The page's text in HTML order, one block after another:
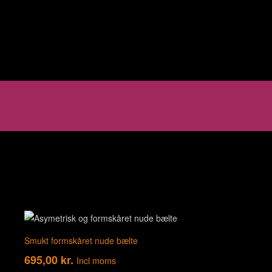
Smukt formskåret nude bælte
695,00 kr. Incl moms